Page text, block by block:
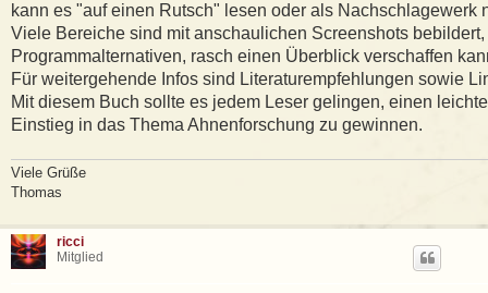
kann es "auf einen Rutsch" lesen oder als Nachschlagewerk
Viele Bereiche sind mit anschaulichen Screenshots
Programmalternativen, rasch einen Überblick verschaffen
Für weitergehende Infos sind Literaturempfehlungen sowie
Mit diesem Buch sollte es jedem Leser gelingen, einen
Einstieg in das Thema Ahnenforschung zu gewinnen.
Viele Grüße
Thomas
ricci
Mitglied